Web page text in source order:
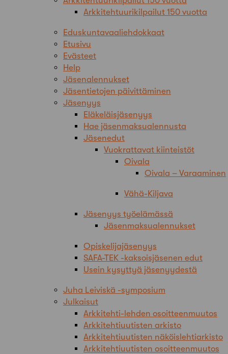
Arkkitehtuurikilpailut 150 vuotta
Eduskuntavaaliehdokkaat
Etusivu
Evästeet
Help
Jäsenalennukset
Jäsentietojen päivittäminen
Jäsenyys
Eläkeläisjäsenyys
Hae jäsenmaksualennusta
Jäsenedut
Vuokrattavat kiinteistöt
Oivala
Oivala – Varaaminen
Vähä-Kiljava
Jäsenyys työelämässä
Jäsenmaksualennukset
Opiskelijajäsenyys
SAFA-TEK -kaksoisjäsenen edut
Usein kysyttyä jäsenyydestä
Juha Leiviskä -symposium
Julkaisut
Arkkitehti-lehden osoitteenmuutos
Arkkitehtiuutisten arkisto
Arkkitehtiuutisten näköislehtiarkisto
Arkkitehtiuutisten osoitteenmuutos